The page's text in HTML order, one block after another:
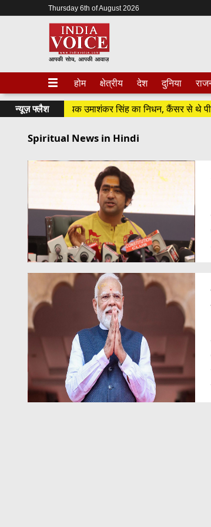
Thursday 6th of August 2026
होम क्षेत्रीय देश दुनिया
न्यूज़ फ्लैश
BSP विधायक उमाशंकर सिंह का निधन, कैंसर से थे पीड़ित
Spiritual News in Hindi